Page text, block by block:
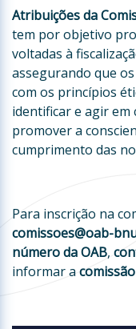
Atribuições da
tem por objetivo
voltadas à
assegurando que
com os princípios
identificar e agir em
promover a
cumprimento das
Para inscrição na
comissoes@oab-
número da OAB,
informar a